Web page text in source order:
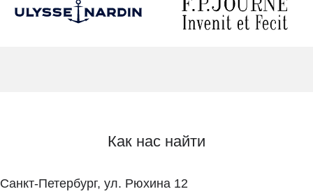
Как нас найти
Санкт-Петербург, ул. Рюхина 12